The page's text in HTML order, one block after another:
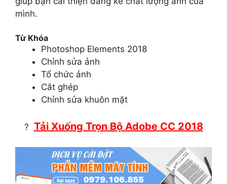
mình.
Từ Khóa
Photoshop Elements 2018
Chỉnh sửa ảnh
Tổ chức ảnh
Cắt ghép
Chỉnh sửa khuôn mặt
? Tải Xuống Trọn Bộ Adobe CC 2018